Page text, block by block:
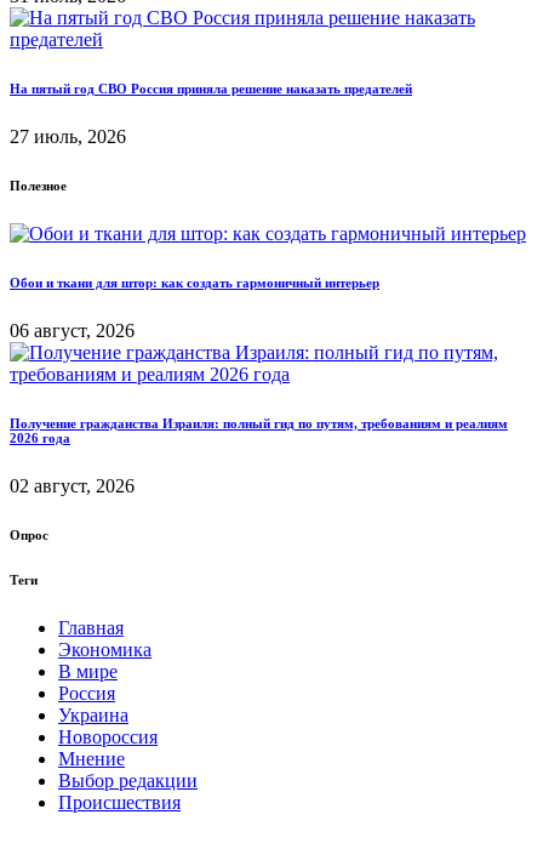
На пятый год СВО Россия приняла решение наказать предателей
27 июль, 2026
Полезное
Обои и ткани для штор: как создать гармоничный интерьер
06 август, 2026
Получение гражданства Израиля: полный гид по путям, требованиям и реалиям
2026 года
02 август, 2026
Опрос
Теги
Главная
Экономика
В мире
Россия
Украина
Новороссия
Мнение
Выбор редакции
Происшествия